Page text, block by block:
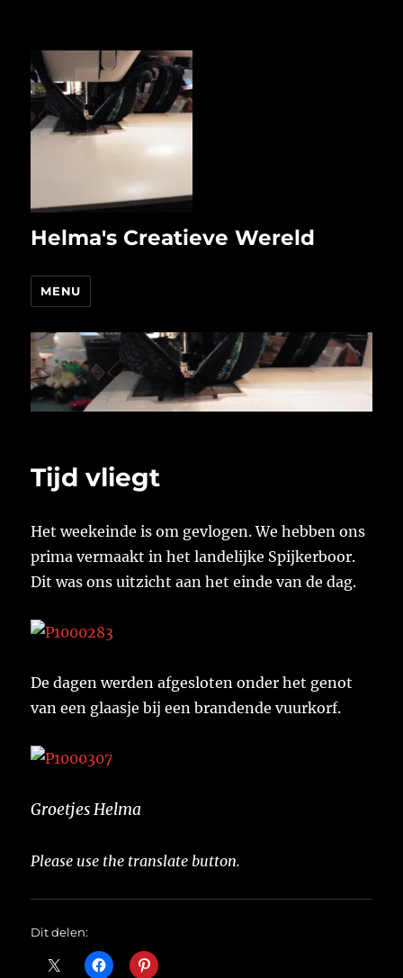
Helma's Creatieve Wereld
MENU
Tijd vliegt
Het weekeinde is om gevlogen. We hebben ons
prima vermaakt in het landelijke Spijkerboor.
Dit was ons uitzicht aan het einde van de dag.
De dagen werden afgesloten onder het genot
van een glaasje bij een brandende vuurkorf.
Groetjes Helma
Please use the translate button.
Dit delen: